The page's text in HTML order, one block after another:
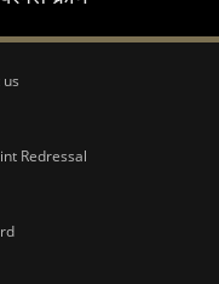
Redressal